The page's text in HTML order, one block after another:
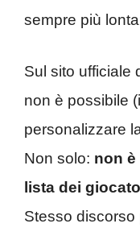
sempre più
Sul sito ufficiale
non è possibile
personalizzare
Non solo: non
lista dei
Stesso